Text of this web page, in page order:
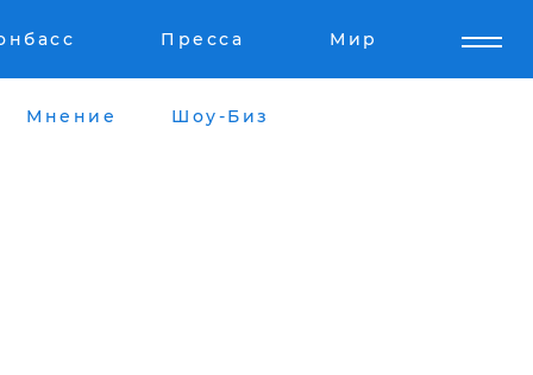
Пресса Мир
Мнение Шоу-Биз